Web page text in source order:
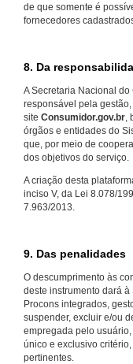
de que somente é
fornecedores
8. Da
A Secretaria Nacional
responsável pela
site Consumidor.gov.br,
órgãos e entidades do
que, por meio de
dos objetivos do serviço.
A criação desta
inciso V, da Lei 8.078/
7.963/2013.
9. Das penalidades
O descumprimento às
deste instrumento dará
Procons integrados,
suspender, excluir e/ou
empregada pelo
único e exclusivo
pertinentes.